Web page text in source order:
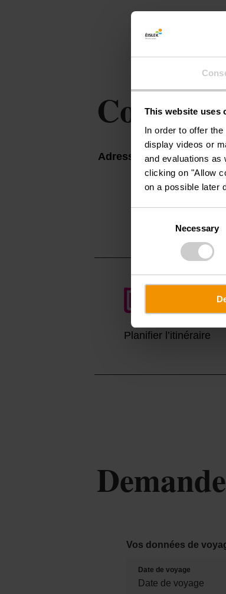
This website uses
In order to offer
display videos or
and evaluations as
clicking on "Allow
on a possible later
Necessary
Contact
Adresse:
Hotel du
2, Route de
L-9709
Planifier l’itinéraire
Demande
Vos données de
Date de voyage